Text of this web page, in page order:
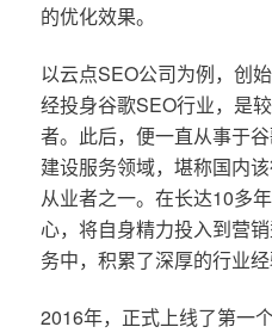
的优化效果。
以云点SEO公司为例，创
经投身谷歌SEO行业，是
者。此后，便一直从事于
建设服务领域，堪称国内
从业者之一。在长达10多
心，将自身精力投入到营
务中，积累了深厚的行业经
2016年，正式上线了第一个